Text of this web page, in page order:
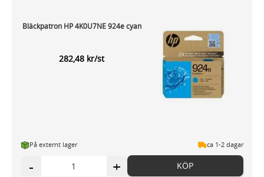
Bläckpatron HP 4K0U7NE 924e cyan
282,48 kr/st
På externt lager ca 1-2 dagar
- + KÖP